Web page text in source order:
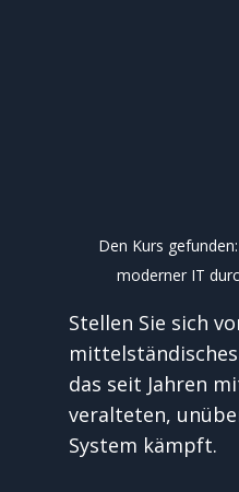
Den Kurs
moderner IT
Stellen Sie sich
das seit Jahren
veralteten,
System kämpft.